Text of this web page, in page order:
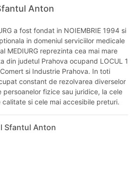
Anton
a fost fondat in NOIEMBRIE 1994 si
in domeniul serviciilor medicale
MEDIURG reprezinta cea mai mare
din judetul Prahova ocupand LOCUL 1
si Industrie Prahova. In toti
constant de rezolvarea diverselor
persoanelor fizice sau juridice, la cele
si cele mai accesibile preturi.
Sfantul Anton